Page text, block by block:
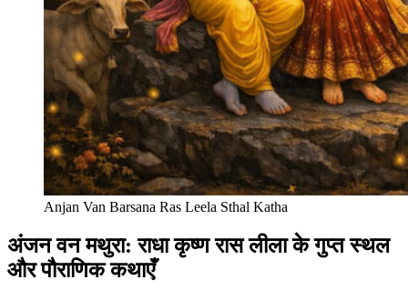
Anjan Van Barsana Ras Leela Sthal Katha
अंजन वन मथुरा: राधा कृष्ण रास लीला के गुप्त स्थल
और पौराणिक कथाएँ